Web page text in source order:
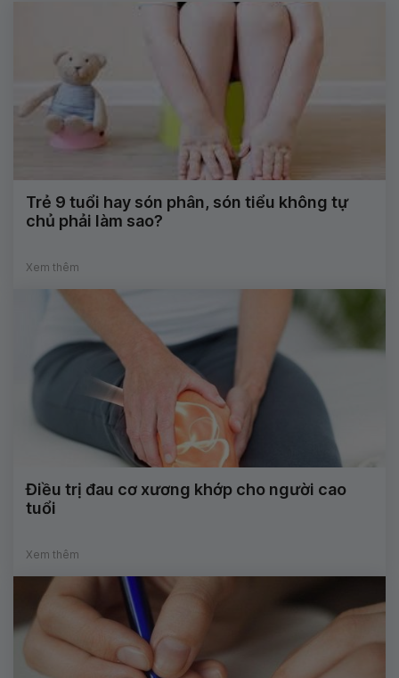
Trẻ 9 tuổi hay són phân, són tiểu không tự
chủ phải làm sao?
Xem thêm
Điều trị đau cơ xương khớp cho người cao
tuổi
Xem thêm